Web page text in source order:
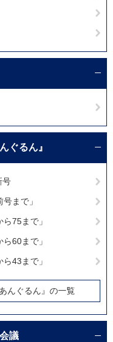
ぐるん』
号
まで」
75まで」
60まで」
43まで」
んぐるん』の一覧
議